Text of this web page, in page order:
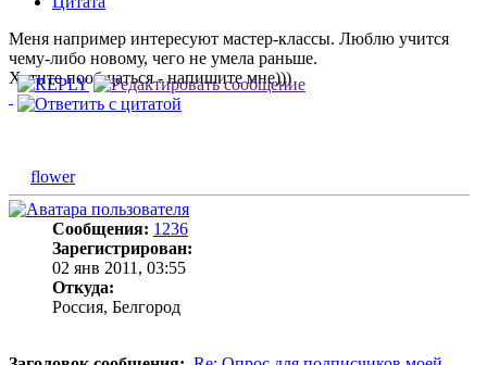
Меня например интересуют мастер-классы. Люблю учится
чему-либо новому, чего не умела раньше.
Хотите пообщаться - напишите мне)))
flower
Сообщения: 1236
Зарегистрирован:
02 янв 2011, 03:55
Откуда:
Россия, Белгород